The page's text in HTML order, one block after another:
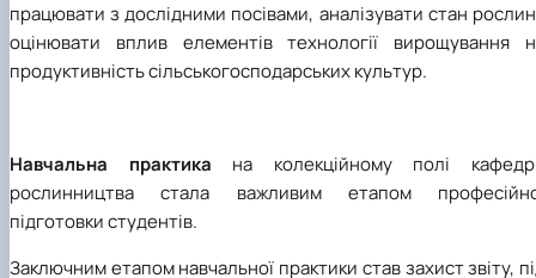
працювати з дослідними посівами, аналізувати стан рослин
оцінювати вплив елементів технології вирощування
продуктивність сільськогосподарських культур.
Навчальна практика на колекційному полі
рослинництва стала важливим етапом
підготовки студентів.
Заключним етапом навчальної практики став захист звіту,